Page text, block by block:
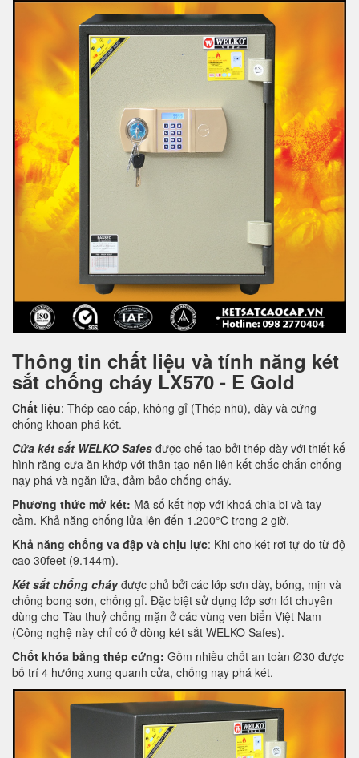
Thông tin chất liệu và tính năng két
sắt chống cháy LX570 - E Gold
Chất liệu: Thép cao cấp, không gỉ (Thép nhũ), dày và cứng
chống khoan phá két.
Cửa két sắt WELKO Safes được chế tạo bởi thép dày với thiết kế
hình răng cưa ăn khớp với thân tạo nên liên kết chắc chắn chống
nạy phá và ngăn lửa, đảm bảo chống cháy.
Phương thức mở két: Mã số kết hợp với khoá chia bi và tay
cầm. Khả năng chống lửa lên đến 1.200°C trong 2 giờ.
Khả năng chống va đập và chịu lực: Khi cho két rơi tự do từ độ
cao 30feet (9.144m).
Két sắt chống cháyđược phủ bởi các lớp sơn dày, bóng, mịn và
chống bong sơn, chống gỉ. Đặc biệt sử dụng lớp sơn lót chuyên
dùng cho Tàu thuỷ chống mặn ở các vùng ven biển Việt Nam
(Công nghệ này chỉ có ở dòng két sắt WELKO Safes).
Chốt khóa bằng thép cứng: Gồm nhiều chốt an toàn Ø30 được
bố trí 4 hướng xung quanh cửa, chống nạy phá két.